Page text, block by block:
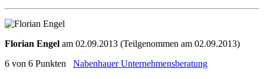
Florian Engel am 02.09.2013 (Teilgenommen am 02.09.2013)
6 von 6 Punkten Nabenhauer Unternehmensberatung